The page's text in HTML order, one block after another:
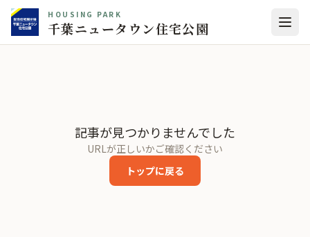
HOUSING PARK
千葉ニュータウン住宅公園
記事が見つかりませんでした
URLが正しいかご確認ください
トップに戻る